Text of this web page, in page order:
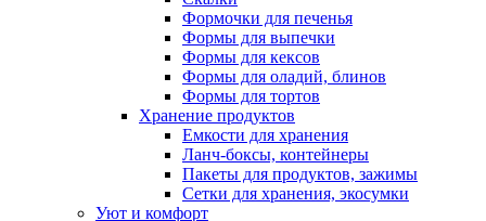
Формочки для печенья
Формы для выпечки
Формы для кексов
Формы для оладий, блинов
Формы для тортов
Хранение продуктов
Емкости для хранения
Ланч-боксы, контейнеры
Пакеты для продуктов, зажимы
Сетки для хранения, экосумки
Уют и комфорт